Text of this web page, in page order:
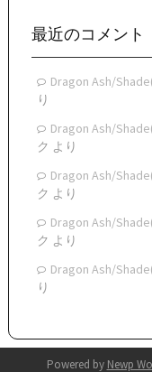
リ
最近のコメント
Dragon Ash/
り
Dragon Ash/
ク より
Dragon Ash/
ク より
Dragon Ash/
ク より
Dragon Ash/
り
Powered by Newp